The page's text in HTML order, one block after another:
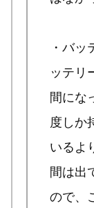
・バ
ッテリ
間にな
度しか
いるよ
間は出
ので、